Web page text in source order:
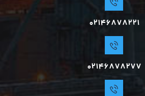
02146878221
02146878277